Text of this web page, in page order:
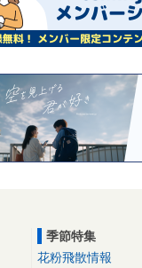
季節特集
花粉飛散情報